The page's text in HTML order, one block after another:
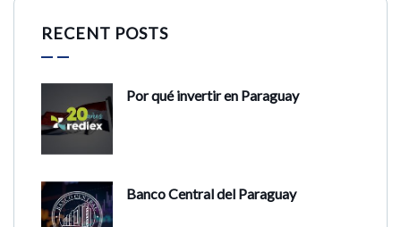
RECENT POSTS
Por qué invertir en Paraguay
Banco Central del Paraguay